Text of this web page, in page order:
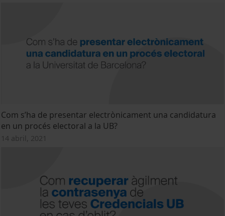
Com s’ha de presentar electrònicament una candidatura
en un procés electoral a la UB?
14 abril, 2021